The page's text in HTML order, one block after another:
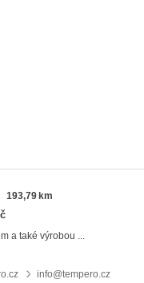
193,79 km
a také výrobou ...
info@tempero.cz